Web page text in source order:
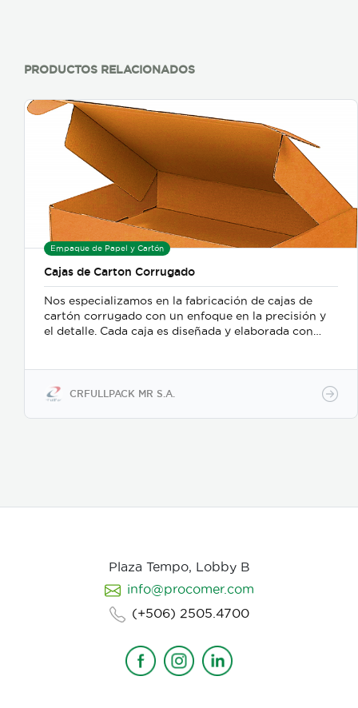
PRODUCTOS RELACIONADOS
Empaque de Papel y Cartón
Cajas de Carton Corrugado
Nos especializamos en la fabricación de cajas de
cartón corrugado con un enfoque en la precisión y
el detalle. Cada caja es diseñada y elaborada con
compromiso con la excelencia.
CRFULLPACK MR S.A.
Plaza Tempo, Lobby B
info@procomer.com
(+506) 2505.4700